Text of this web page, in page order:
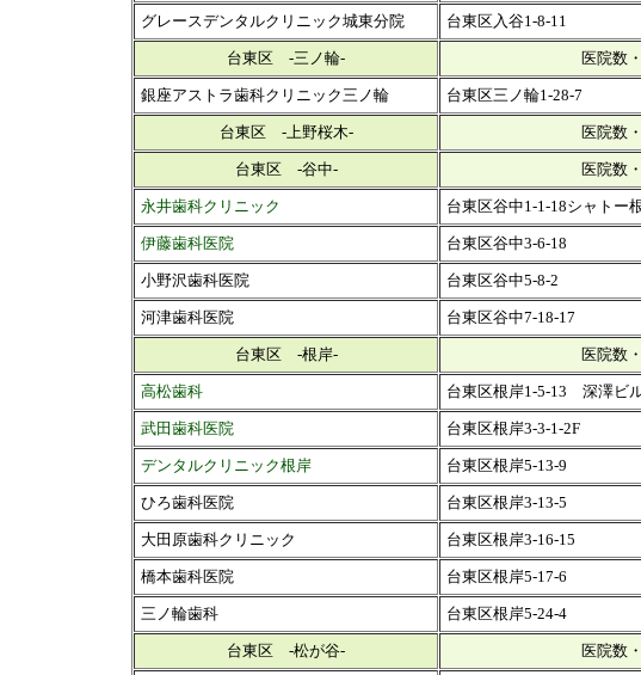
グレースデンタルクリニック城東分院 台東区入谷1-8-11
台東区 -三ノ輪- 医院数
銀座アストラ歯科クリニック三ノ輪 台東区三ノ輪1-28-7
台東区 -上野桜木- 医院数
台東区 -谷中- 医院数
永井歯科クリニック 台東区谷中1-1-18シャトー
伊藤歯科医院 台東区谷中3-6-18
小野沢歯科医院 台東区谷中5-8-2
河津歯科医院 台東区谷中7-18-17
台東区 -根岸- 医院数
高松歯科 台東区根岸1-5-13 深澤ビ
武田歯科医院 台東区根岸3-3-1-2F
デンタルクリニック根岸 台東区根岸5-13-9
ひろ歯科医院 台東区根岸3-13-5
大田原歯科クリニック 台東区根岸3-16-15
橋本歯科医院 台東区根岸5-17-6
三ノ輪歯科 台東区根岸5-24-4
台東区 -松が谷- 医院数